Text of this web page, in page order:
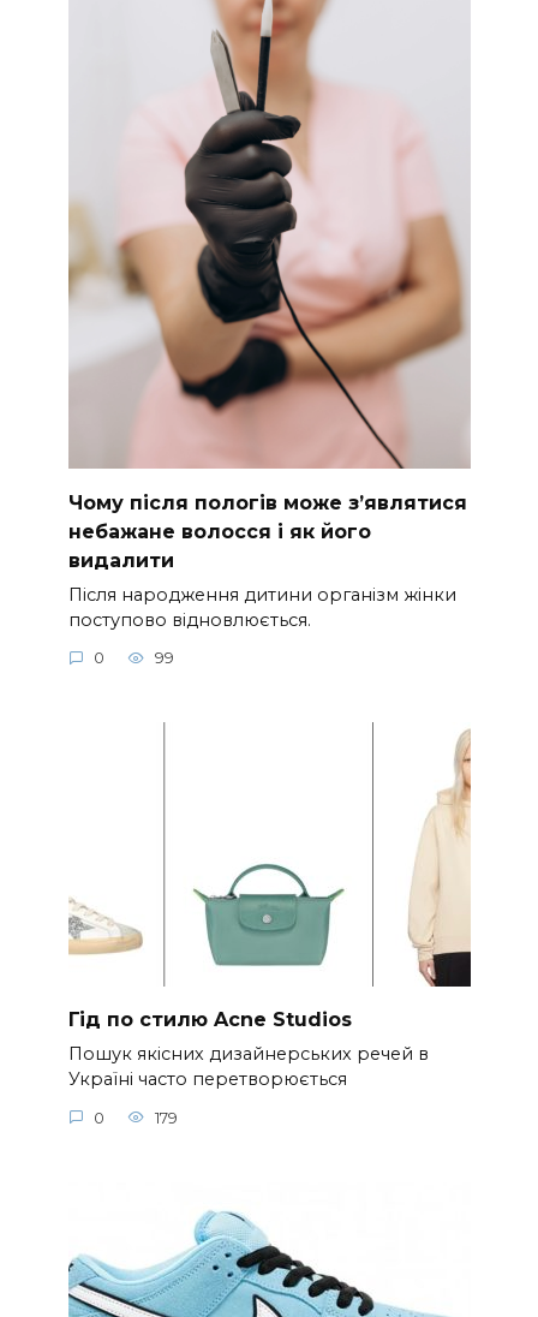
Чому після пологів може з’являтися
небажане волосся і як його
видалити
Після народження дитини організм жінки
поступово відновлюється.
0 99
Гід по стилю Acne Studios
Пошук якісних дизайнерських речей в
Україні часто перетворюється
0 179